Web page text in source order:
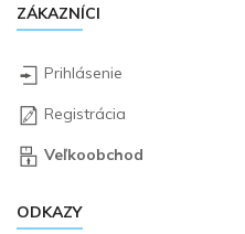
ZÁKAZNÍCI
Prihlásenie
Registrácia
Veľkoobchod
ODKAZY